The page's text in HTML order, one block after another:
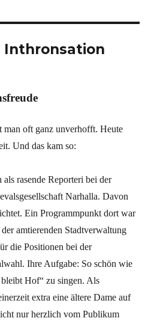
Inthronsation
man oft ganz unverhofft. Heute
Und das kam so:
rasende Reporteri bei der
Narhalla. Davon
Ein Programmpunkt dort war
amtierenden Stadtverwaltung
die Positionen bei der
Ihre Aufgabe: So schön wie
Hof“ zu singen. Als
extra eine ältere Dame auf
nur herzlich vom Publikum